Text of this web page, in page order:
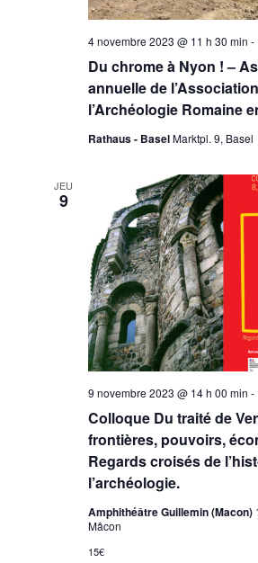
Du chrome à Nyon ! –
annuelle de
l’Archéologie Romaine
4 novembre 2023 @ 11 h 30 min -
Rathaus - BaselMarktpl. 9, Basel
JEU
9
Colloque Du traité de
frontières, pouvoirs,
Regards croisés de
l’archéologie.
9 novembre 2023 @ 14 h 00 min -
Amphithéâtre Guillemin (Macon)
Mâcon
15€